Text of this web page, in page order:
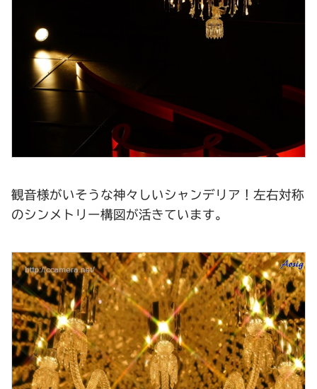
観音様がいそうな神々しいシャンデリア！左右対称
のシンメトリー構図が活きています。